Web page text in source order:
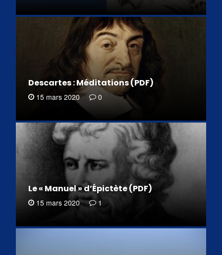
Descartes : Méditations (PDF)
15 mars 2020 0
Le « Manuel » d’Épictète (PDF)
15 mars 2020 1